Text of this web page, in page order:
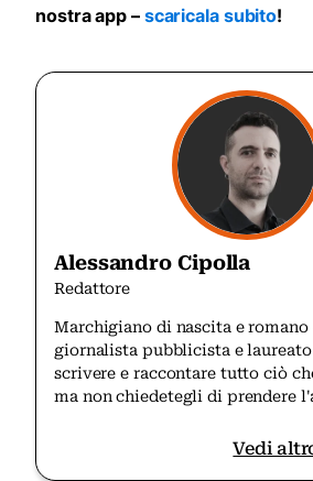
nostra app – scaricala subito!
Alessandro Cipolla
Redattore
Marchigiano di nascita e romano
giornalista pubblicista e laureato
scrivere e raccontare tutto ciò
ma non chiedetegli di prendere
Vedi